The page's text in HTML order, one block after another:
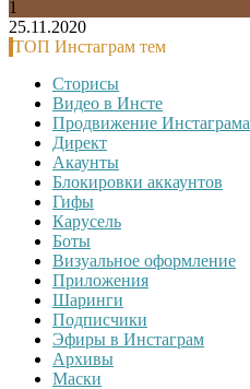
1
25.11.2020
ТОП Инстаграм тем
Сторисы
Видео в Инсте
Продвижение Инстаграма
Директ
Акаунты
Блокировки аккаунтов
Гифы
Карусель
Боты
Визуальное оформление
Приложения
Шаринги
Подписчики
Эфиры в Инстаграм
Архивы
Маски